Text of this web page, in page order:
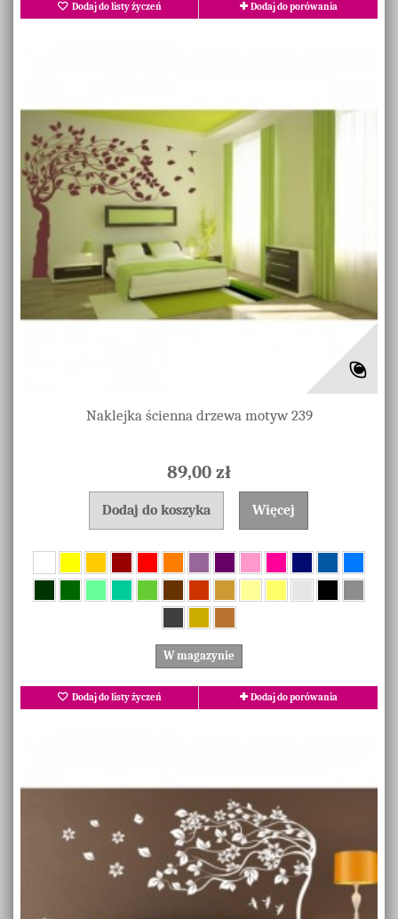
Dodaj do listy życzeń Dodaj do porówania
Naklejka ścienna drzewa motyw 239
89,00 zł
Dodaj do koszyka Więcej
W magazynie
Dodaj do listy życzeń Dodaj do porówania